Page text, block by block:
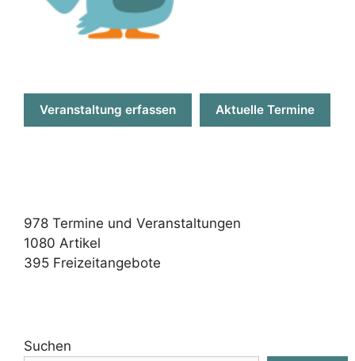
Veranstaltung erfassen Aktuelle Termine
978 Termine und Veranstaltungen
1080 Artikel
395 Freizeitangebote
Suchen